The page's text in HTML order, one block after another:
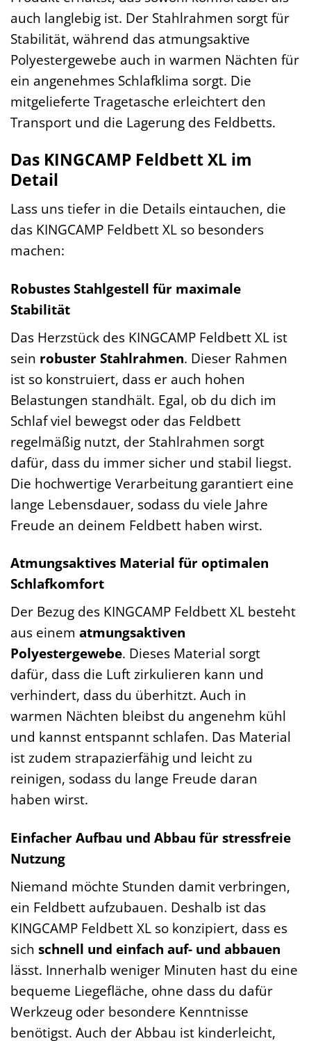
auch langlebig ist. Der Stahlrahmen sorgt für
Stabilität, während das atmungsaktive
Polyestergewebe auch in warmen Nächten für
ein angenehmes Schlafklima sorgt. Die
mitgelieferte Tragetasche erleichtert den
Transport und die Lagerung des Feldbetts.
Das KINGCAMP Feldbett XL im
Detail
Lass uns tiefer in die Details eintauchen, die
das KINGCAMP Feldbett XL so besonders
machen:
Robustes Stahlgestell für maximale
Stabilität
Das Herzstück des KINGCAMP Feldbett XL ist
sein robuster Stahlrahmen. Dieser Rahmen
ist so konstruiert, dass er auch hohen
Belastungen standhält. Egal, ob du dich im
Schlaf viel bewegst oder das Feldbett
regelmäßig nutzt, der Stahlrahmen sorgt
dafür, dass du immer sicher und stabil liegst.
Die hochwertige Verarbeitung garantiert eine
lange Lebensdauer, sodass du viele Jahre
Freude an deinem Feldbett haben wirst.
Atmungsaktives Material für optimalen
Schlafkomfort
Der Bezug des KINGCAMP Feldbett XL besteht
aus einem atmungsaktiven
Polyestergewebe. Dieses Material sorgt
dafür, dass die Luft zirkulieren kann und
verhindert, dass du überhitzt. Auch in
warmen Nächten bleibst du angenehm kühl
und kannst entspannt schlafen. Das Material
ist zudem strapazierfähig und leicht zu
reinigen, sodass du lange Freude daran
haben wirst.
Einfacher Aufbau und Abbau für stressfreie
Nutzung
Niemand möchte Stunden damit verbringen,
ein Feldbett aufzubauen. Deshalb ist das
KINGCAMP Feldbett XL so konzipiert, dass es
sich schnell und einfach auf- und abbauen
lässt. Innerhalb weniger Minuten hast du eine
bequeme Liegefläche, ohne dass du dafür
Werkzeug oder besondere Kenntnisse
benötigst. Auch der Abbau ist kinderleicht,